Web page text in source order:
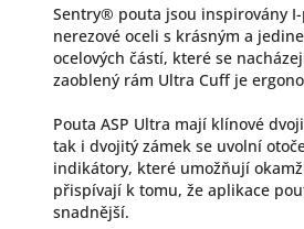
Sentry® pouta jsou inspirovány
nerezové oceli s krásným a
ocelových částí, které se
zaoblený rám Ultra Cuff je
Pouta ASP Ultra mají klínové
tak i dvojitý zámek se uvolní
indikátory, které umožňují
přispívají k tomu, že aplikace
snadnější.